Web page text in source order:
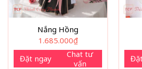
Nắng Hồng
1.685.000₫
Đặt ngay
Chat tư
vấn